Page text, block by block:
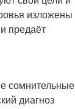
изложены
предаёт
сомнительные
диагноз